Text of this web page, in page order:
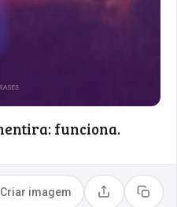
funciona.
Criar imagem Compartilhar
Copiar